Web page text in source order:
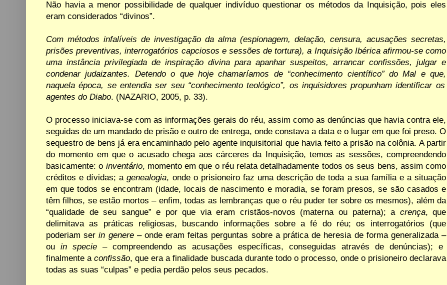
Não havia a menor possibilidade de qualquer indivíduoquestionar os métodos da Inquisição, pois eles
eram considerados “divinos”.
Com métodos infalíveis de investigação da alma (espionagem, delação, censura, acusações secretas,
prisões preventivas,interrogatórios capciosos e sessões de tortura), a Inquisição Ibérica afirmou-se como
uma instância privilegiada de inspiração divina para apanhar suspeitos, arrancar confissões, julgar e
condenarjudaizantes. Detendo o que hoje chamaríamos de “conhecimento científico” do Mal e que,
naquela época, se entendia ser seu “conhecimento teológico”, os inquisidores propunham identificar os
agentes do Diabo. (NAZARIO, 2005, p. 33).
O processo iniciava-se com as informações gerais do réu, assim como as denúncias que havia contra ele,
seguidas de um mandado de prisão e outro de entrega, onde constava a data e o lugar em que foi preso. O
sequestro de bens já era encaminhado pelo agente inquisitorial que havia feito a prisão na colônia. A partir
do momento em que o acusado chega aos cárceres da Inquisição, temos as sessões, compreendendo
basicamente: o inventário, momento em que o réu relatadetalhadamente todos os seus bens, assim como
créditos e dívidas; a genealogia, onde o prisioneiro faz uma descrição de toda a sua família e a situação
em quetodos se encontram (idade, locais de nascimento e moradia, se foram presos, se são casados e
têm filhos, se estão mortos–enfim, todas as lembranças que o réu puder ter sobre os mesmos), além da
“qualidade de seu sangue” e por que via eram cristãos-novos (materna ou paterna); a crença, que
delimitava as práticas religiosas, buscando informações sobre a fé do
réu; os interrogatórios (que
poderiam ser in genere – onde eram feitas perguntas sobre a prática de heresia de forma generalizada –
ou
in specie – compreendendo as acusações específicas, conseguidas através de
denúncias); e
finalmente a confissão, que era a finalidade buscada durante todo o processo, onde o prisioneiro declarava
todas as suas “culpas” e pedia perdão pelos seus pecados.